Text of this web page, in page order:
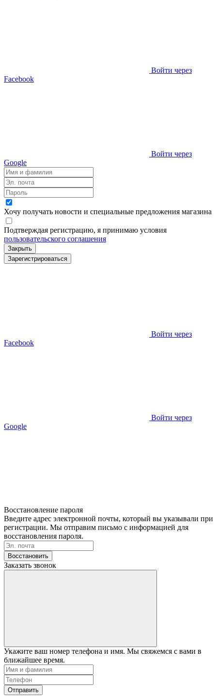
Войти через
Facebook
Войти через
Google
Хочу получать новости и специальные предложения магазина
Подтверждая регистрацию, я принимаю условия
пользовательского соглашения
Закрыть
Зарегистрироваться
Войти через
Facebook
Войти через
Google
Восстановление пароля
Введите адрес электронной почты, который вы указывали при
регистрации. Мы отправим письмо с информацией для
восстановления пароля.
Восстановить
Заказать звонок
Укажите ваш номер телефона и имя. Мы свяжемся с вами в
ближайшее время.
Отправить